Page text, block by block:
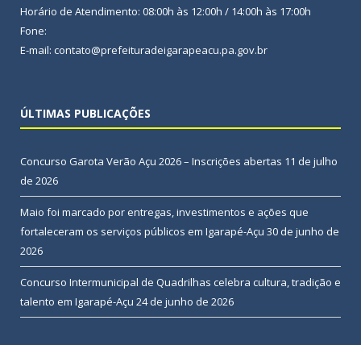
Horário de Atendimento: 08:00h às 12:00h / 14:00h às 17:00h
Fone:
E-mail: contato@prefeituradeigarapeacu.pa.gov.br
ÚLTIMAS PUBLICAÇÕES
Concurso Garota Verão Açu 2026 – Inscrições abertas 11 de julho
de 2026
Maio foi marcado por entregas, investimentos e ações que
fortaleceram os serviços públicos em Igarapé-Açu 30 de junho de
2026
Concurso Intermunicipal de Quadrilhas celebra cultura, tradição e
talento em Igarapé-Açu 24 de junho de 2026